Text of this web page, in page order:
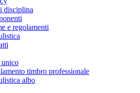
disciplina
e regolamenti
timbro professionale
albo